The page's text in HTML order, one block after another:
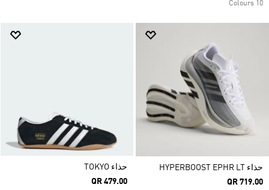
10 Colours
حذاء HYPERBOOST EPHR LT
QR 719.00
حذاء TOKYO
QR 479.00